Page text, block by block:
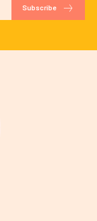
Subscribe